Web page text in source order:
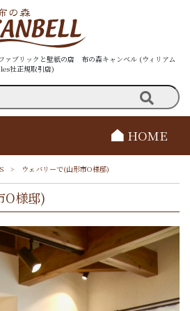
ブリックと壁紙の店 布の森キャンベル (ウィリアム
社正規取引店)
HOME
> ウェバリーで(山形市O様邸)
O様邸)